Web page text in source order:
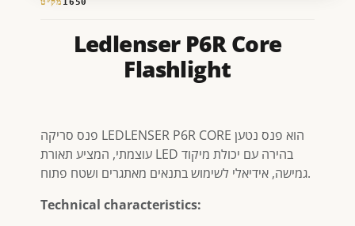
Ledlenser P6R Core
Flashlight
פנס סריקה LEDLENSER P6R CORE הוא פנס נטען
עוצמתי, המציע תאורת LED בהירה עם יכולת מיקוד
גמישה, אידיאלי לשימוש בתנאים מאתגרים ושטח פתוח.
Technical characteristics: